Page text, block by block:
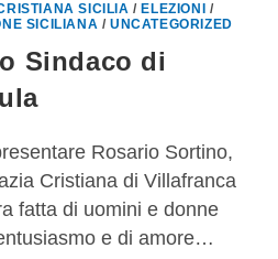
SICILIA / ELEZIONI
/
SICILIANA /UNCATEGORIZED
Sindaco di
Rosario Sortino,
Cristiana di Villafranca
fatta di uomini e donne
e di amore…